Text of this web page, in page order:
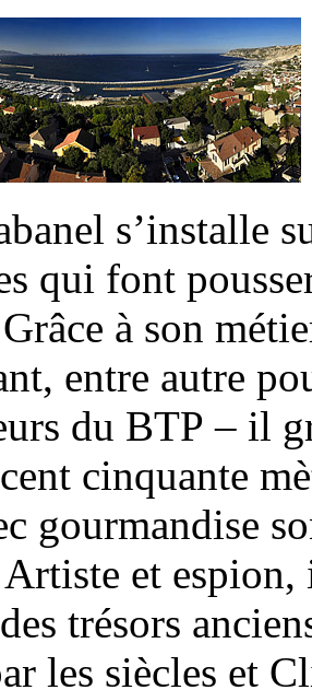
s’installe
qui font
à son
entre autre
du BTP – il
cinquante
gourmandise
Artiste et
trésors
les siècles et